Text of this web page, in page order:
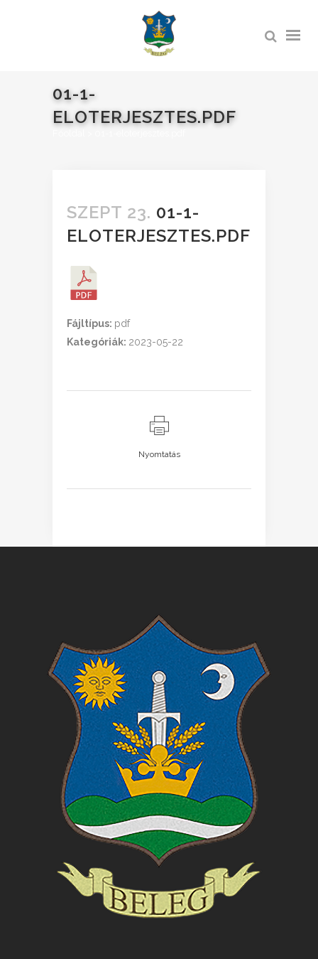
01-1-
ELOTERJESZTES.PDF
SZEPT 23. 01-1-
ELOTERJESZTES.PDF
Fájltípus: pdf
Kategóriák: 2023-05-22
Nyomtatás